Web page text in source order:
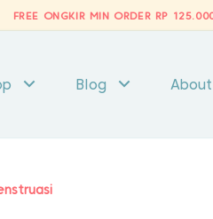
FREE ONGKIR MIN ORDER RP
Blog About